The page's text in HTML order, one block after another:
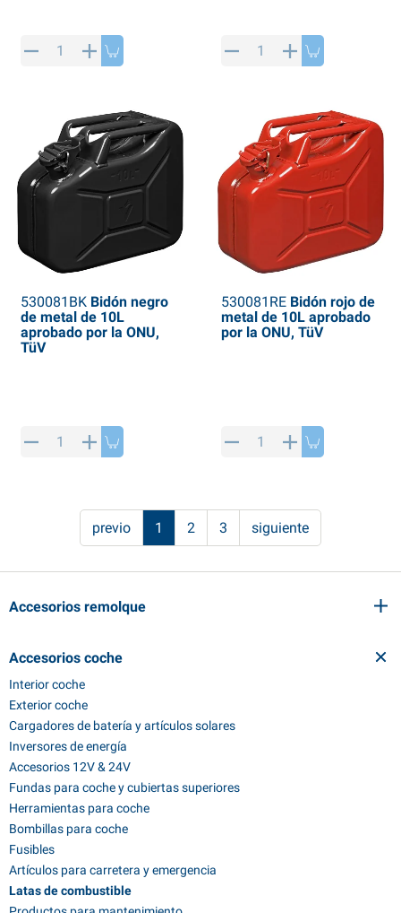
Accesorios remolque
Accesorios coche
Interior coche
Exterior coche
Cargadores de batería y artículos solares
Inversores de energía
Accesorios 12V & 24V
Fundas para coche y cubiertas superiores
Herramientas para coche
Bombillas para coche
Fusibles
Artículos para carretera y emergencia
Latas de combustible
530081BKBidón negro
de metal de 10L
aprobado por la ONU,
TüV
530081REBidón rojo de
metal de 10L aprobado
por la ONU, TüV
previo 1 2 3 siguiente